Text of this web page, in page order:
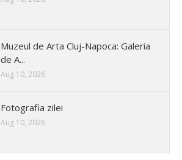
Muzeul de Arta Cluj-Napoca: Galeria
de A...
Aug 10, 2026
Fotografia zilei
Aug 10, 2026